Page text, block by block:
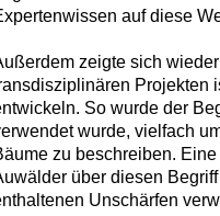
auf diese
zeigte sich
Projekten
So wurde der
wurde, vielfach
zu beschreiben.
über diesen
Unschärfen